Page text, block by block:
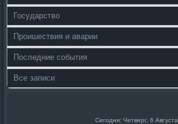
Государство
Проишествия и аварии
Последние события
Все записи
Сегодня: Четверг, 6 Августа